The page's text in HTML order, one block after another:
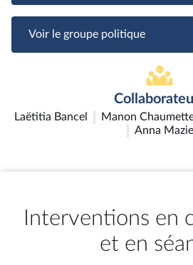
Voir le groupe politique
Laëtitia Bancel Manon
Anna
Interventions en
et en